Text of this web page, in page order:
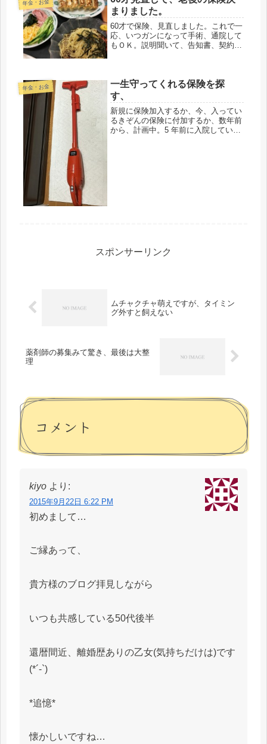
な」と...
年金・お金
まりました。
60才で保険、見直しました。これで一
応、いつガンになって手術、通院して
もＯＫ。説明聞いて、告知書、契約書
ガンと診断されても100万、通院で...
年金・お金
一生守ってくれる保険を探
す、
新規に保険加入するか、今、入ってい
るきぞんの保険に付加するか、数年前
から、計画中。5 年前に入院している
スポンサーリンク
ムチャクチャ萌えですが、タイミン
グ外すと飼えない
薬剤師の募集みて驚き、最後は大整
理
コメント
kiyo より:
2015年9月22日 6:22 PM
初めまして…
ご縁あって、
貴方様のブログ拝見しながら
いつも共感している50代後半
還暦間近、離婚歴ありの乙女(気持ちだけは)です
(*´-`)
*追憶*
懐かしいですね…